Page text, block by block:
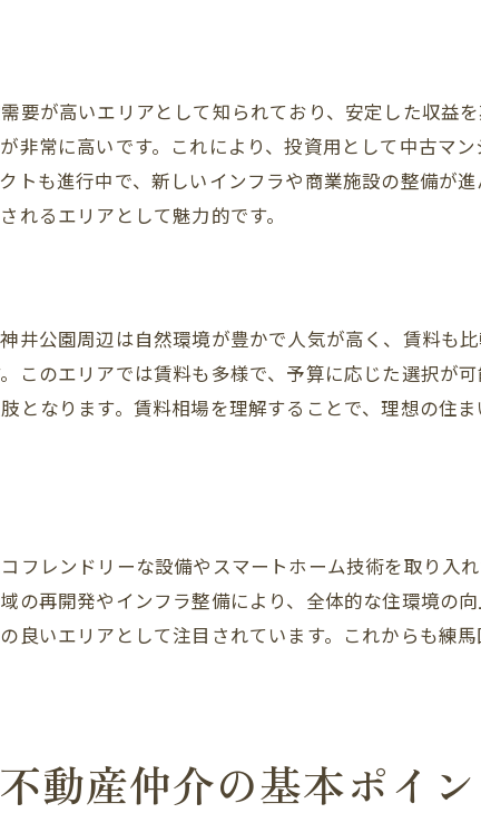
件
選び
方
：練馬区の不動産事情
めエリア
要が高いエリアとして知られており、安定した収益
常に高いです。これにより、投資用として中古マ
も進行中で、新しいインフラや商業施設の整備が
るエリアとして魅力的です。
公園周辺は自然環境が豊かで人気が高く、賃料も
のエリアでは賃料も多様で、予算に応じた選択が
なります。賃料相場を理解することで、理想の住
フレンドリーな設備やスマートホーム技術を取り入
の再開発やインフラ整備により、全体的な住環境の
良いエリアとして注目されています。これからも練
動産仲介の基本ポイン